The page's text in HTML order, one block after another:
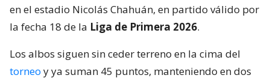
en el estadio Nicolás Chahuán, en partido válido por
la fecha 18 de la Liga de Primera 2026.
Los albos siguen sin ceder terreno en la cima del
torneo y ya suman 45 puntos, manteniendo en dos